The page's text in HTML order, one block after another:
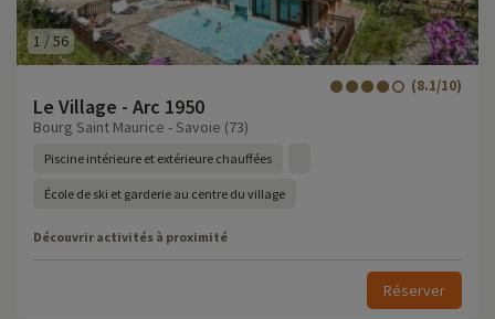
1 /56
Le Village - Arc 1950
(8.1/10)
Bourg Saint Maurice - Savoie (73)
Piscine intérieure et extérieure chauffées
École de ski et garderie au centre du village
Découvrir activités à proximité
Réserver